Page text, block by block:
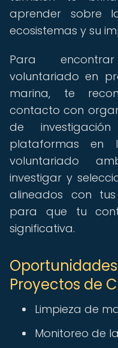
aprender sobre
ecosistemas y su
Para
voluntariado en
marina, te
contacto con
de
plataformas en
voluntariado
investigar y
alineados con
para que tu
significativa.
Proyectos de
Limpieza de
Monitoreo de